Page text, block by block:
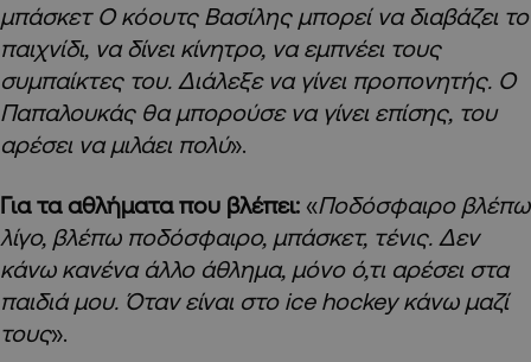
μπάσκετ Ο κόουτς Βασίλης μπορεί να διαβάζει το
παιχνίδι, να δίνει κίνητρο, να εμπνέει τους
συμπαίκτες του. Διάλεξε να γίνει προπονητής. Ο
Παπαλουκάς θα μπορούσε να γίνει επίσης, του
αρέσει να μιλάει πολύ».
Για τα αθλήματα που βλέπει: «Ποδόσφαιρο βλέπω
λίγο, βλέπω ποδόσφαιρο, μπάσκετ, τένις. Δεν
κάνω κανένα άλλο άθλημα, μόνο ό,τι αρέσει στα
παιδιά μου. Όταν είναι στο ice hockey κάνω μαζί
τους».